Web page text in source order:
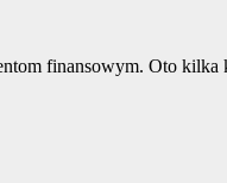
finansowym. Oto